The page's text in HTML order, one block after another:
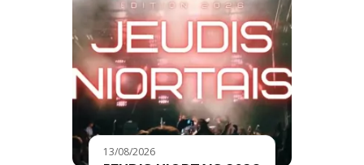
13/08/2026